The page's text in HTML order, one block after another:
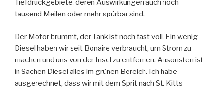
Tiefdruckgebiete, deren Auswirkungen auch noch
tausend Meilen oder mehr spürbar sind.
Der Motor brummt, der Tank ist noch fast voll. Ein wenig
Diesel haben wir seit Bonaire verbraucht, um Strom zu
machen und uns von der Insel zu entfernen. Ansonsten ist
in Sachen Diesel alles im grünen Bereich. Ich habe
ausgerechnet, dass wir mit dem Sprit nach St. Kitts